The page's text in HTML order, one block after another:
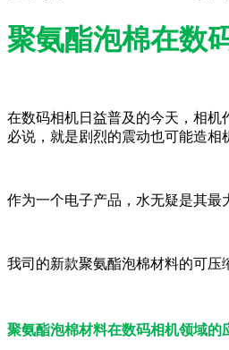
聚氨酯泡棉在数
在数码相机日益普及的今天，相
必说，就是剧烈的震动也可能造
作为一个电子产品，水无疑是其最
我司的新款聚氨酯泡棉材料的可压
聚氨酯泡棉材料在数码相机领域的